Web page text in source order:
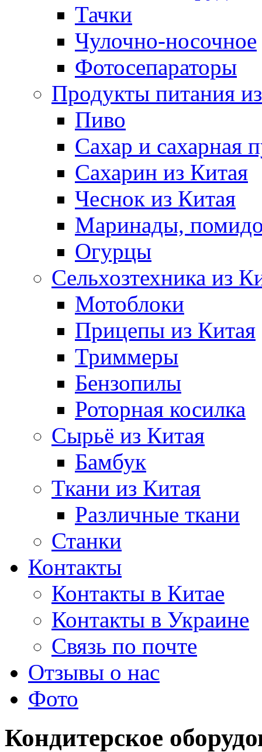
Тачки
Чулочно-носочное
Фотосепараторы
Продукты питания
Пиво
Сахар и сахарная
Сахарин из Китая
Чеснок из Китая
Маринады,
Огурцы
Сельхозтехника из
Мотоблоки
Прицепы из Китая
Триммеры
Бензопилы
Роторная косилка
Сырьё из Китая
Бамбук
Ткани из Китая
Различные ткани
Станки
Контакты
Контакты в Китае
Контакты в Украине
Связь по почте
Отзывы о нас
Фото
Кондитерское